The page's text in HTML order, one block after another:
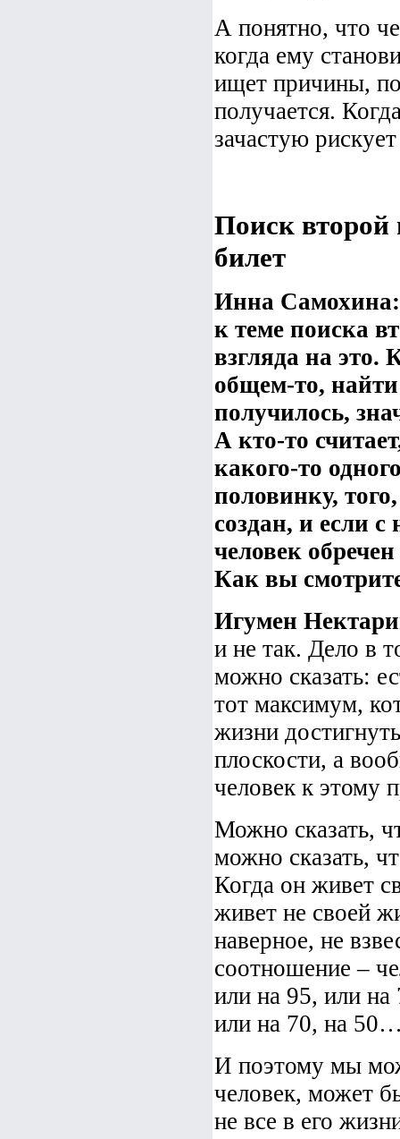
А понятно, что
когда ему
ищет причины,
получается.
зачастую
Поиск второй
билет
Инна Самохина:
к теме поиска
взгляда на это.
общем-то,
получилось,
А кто-то
какого-то
половинку,
создан, и если с
человек
Как вы
Игумен
и не так. Дело в
можно сказать:
тот максимум,
жизни
плоскости, а
человек к этому
Можно сказать,
можно сказать,
Когда он живет
живет не своей
наверное, не
соотношение –
или на 95, или на
или на 70, на
И поэтому мы
человек, может
не все в его